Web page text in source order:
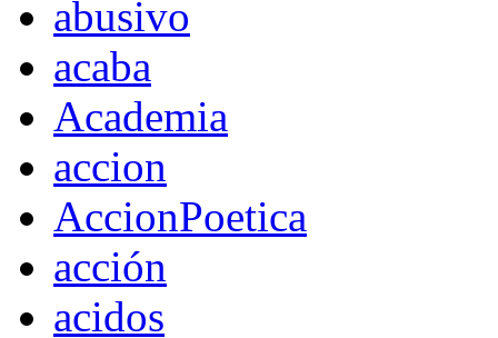
abusivo
acaba
Academia
accion
AccionPoetica
acción
acidos